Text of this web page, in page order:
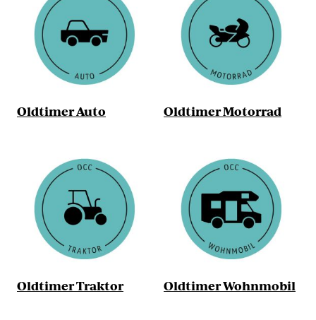
Oldtimer Auto Oldtimer Motorrad
Oldtimer Traktor Oldtimer Wohnmobil